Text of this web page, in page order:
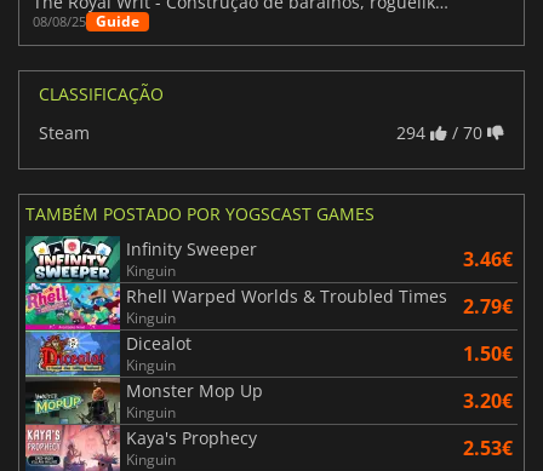
08/08/25 Guide
CLASSIFICAÇÃO
Steam
294 / 70
TAMBÉM POSTADO POR YOGSCAST GAMES
Infinity Sweeper
Kinguin 3.46€
Rhell Warped Worlds & Troubled Times
Kinguin 2.79€
Dicealot
Kinguin 1.50€
Monster Mop Up
Kinguin 3.20€
Kaya's Prophecy
Kinguin 2.53€